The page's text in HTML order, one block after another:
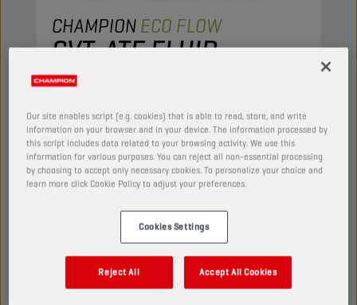
CHAMPIONECO FLOW
CVT-ATF FLUID
PRODUTO:
Este é um lubrificante totalmente sintético
multifuncional que foi concebido para
transmissões automáticas CVT e de passo.
Oferece uma excelente proteção antidesgaste e
características de fricção estáveis.
FLUIDOS DE TRANSMISSÃO AUTOMÁTICA
Our site enables script (e.g. cookies) that is able to read, store, and write
information on your browser and in your device. The information processed by
this script includes data related to your browsing activity. We use this
information for various purposes. You can reject all non-essential processing
by choosing to accept only necessary cookies. To personalize your choice and
learn more click Cookie Policy to adjust your preferences.
Cookies Settings
Reject All Accept All Cookies